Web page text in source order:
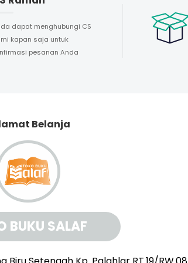
dapat menghubungi CS
kapan saja untuk
pesanan Anda
Belanja
BUKU SALAF